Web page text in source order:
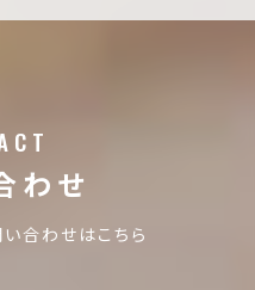
わせ
合わせはこちら